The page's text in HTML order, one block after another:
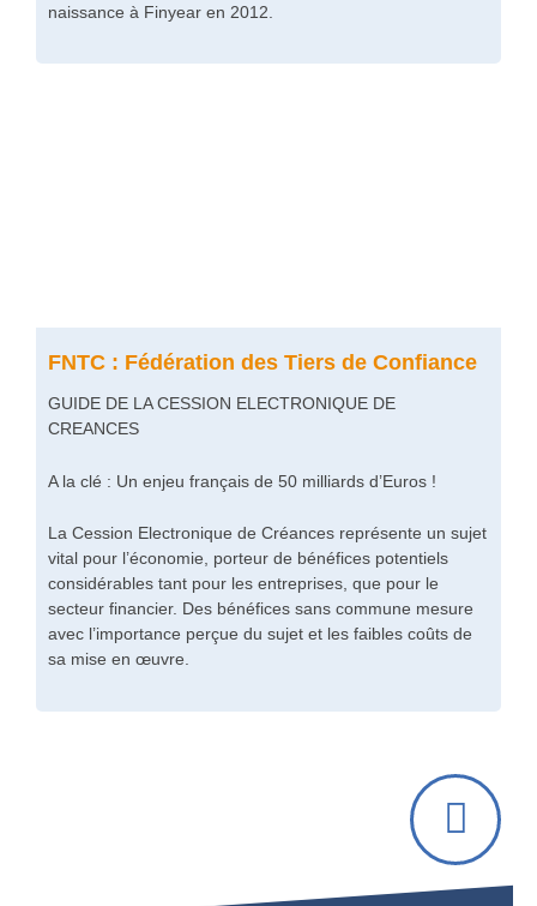
naissance à Finyear en 2012.
FNTC : Fédération des Tiers de Confiance
GUIDE DE LA CESSION ELECTRONIQUE DE
CREANCES
A la clé : Un enjeu français de 50 milliards d’Euros !
La Cession Electronique de Créances représente un sujet
vital pour l’économie, porteur de bénéfices potentiels
considérables tant pour les entreprises, que pour le
secteur financier. Des bénéfices sans commune mesure
avec l’importance perçue du sujet et les faibles coûts de
sa mise en œuvre.